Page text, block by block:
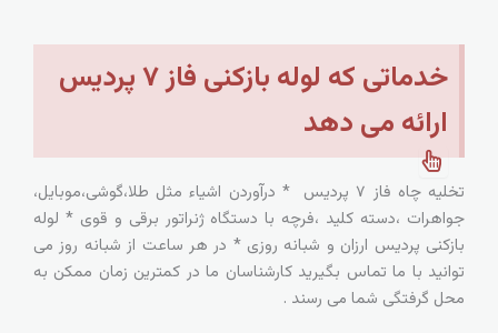
خدماتی که لوله بازکنی فاز ۷ پردیس
ارائه می دهد
تخلیه چاه فاز ۷ پردیس * درآوردن اشیاء مثل طلا،گوشی،موبایل،
جواهرات ،دسته کلید ،فرچه با دستگاه ژنراتور برقی و قوی * لوله
بازکنی پردیس ارزان و شبانه روزی * در هر ساعت از شبانه روز می
توانید با ما تماس بگیرید کارشناسان ما در کمترین زمان ممکن به
محل گرفتگی شما می رسند .